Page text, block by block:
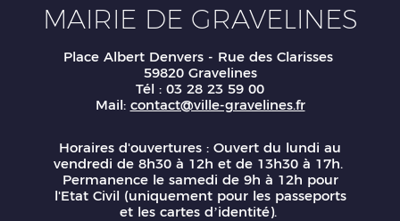
MAIRIE DE GRAVELINES
Place Albert Denvers - Rue des Clarisses
59820 Gravelines
Tél : 03 28 23 59 00
Mail: contact@ville-gravelines.fr
Horaires d'ouvertures : Ouvert du lundi au
vendredi de 8h30 à 12h et de 13h30 à 17h.
Permanence le samedi de 9h à 12h pour
l'Etat Civil (uniquement pour les passeports
et les cartes d’identité).